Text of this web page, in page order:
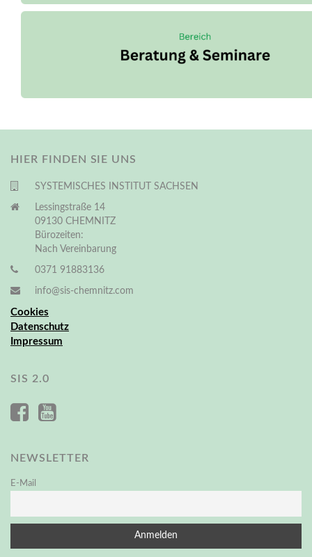
HIER FINDEN SIE UNS
SYSTEMISCHES INSTITUT SACHSEN
Lessingstraße 14
09130 CHEMNITZ
Bürozeiten:
Nach Vereinbarung
0371 91883136
info@sis-chemnitz.com
Cookies
Datenschutz
Impressum
SIS 2.0
NEWSLETTER
E-Mail